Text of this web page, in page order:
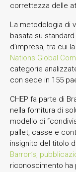
correttezza delle
La metodologia di
basata su
d’impresa, tra cui
Nations Global
categorie
con sede in 155
CHEP fa parte di
nella fornitura di
modello di
pallet, casse e
insignito del titolo
Barron’s,
riconoscimento ha